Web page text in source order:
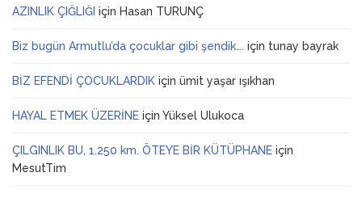
AZINLIK ÇIĞLIĞI için Hasan TURUNÇ
Biz bugün Armutlu’da çocuklar gibi şendik…. için tunay bayrak
BİZ EFENDİ ÇOCUKLARDIK için ümit yaşar ışıkhan
HAYAL ETMEK ÜZERİNE için Yüksel Ulukoca
ÇILGINLIK BU, 1.250 km. ÖTEYE BİR KÜTÜPHANE için
MesutTim